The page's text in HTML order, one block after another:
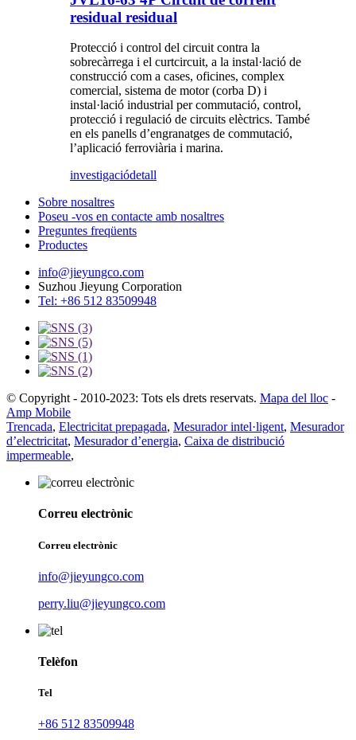
residual residual
Protecció i control del circuit contra la
sobrecàrrega i el curtcircuit, a la instal·lació de
construcció com a cases, oficines, complex
comercial, sistema de motor (corba D) i
instal·lació industrial per commutació, control,
protecció i regulació de circuits elèctrics. També
en els panells d’engranatges de commutació,
l’aplicació ferroviària i marina.
investigaciódetall
Sobre nosaltres
Poseu -vos en contacte amb nosaltres
Preguntes freqüents
Productes
info@jieyungco.com
Suzhou Jieyung Corporation
Tel: +86 512 83509948
© Copyright - 2010-2023: Tots els drets reservats. Mapa del lloc -
Amp Mobile
Trencada, Electricitat prepagada, Mesurador intel·ligent, Mesurador
d’electricitat, Mesurador d’energia, Caixa de distribució
impermeable,
Correu electrònic
Correu electrònic
info@jieyungco.com
perry.liu@jieyungco.com
Telèfon
Tel
+86 512 83509948